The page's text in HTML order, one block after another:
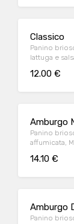
Classico
Panino
lattuga e
12.00 €
Amburgo
Panino
affumicata,
14.10 €
Amburgo
Panino